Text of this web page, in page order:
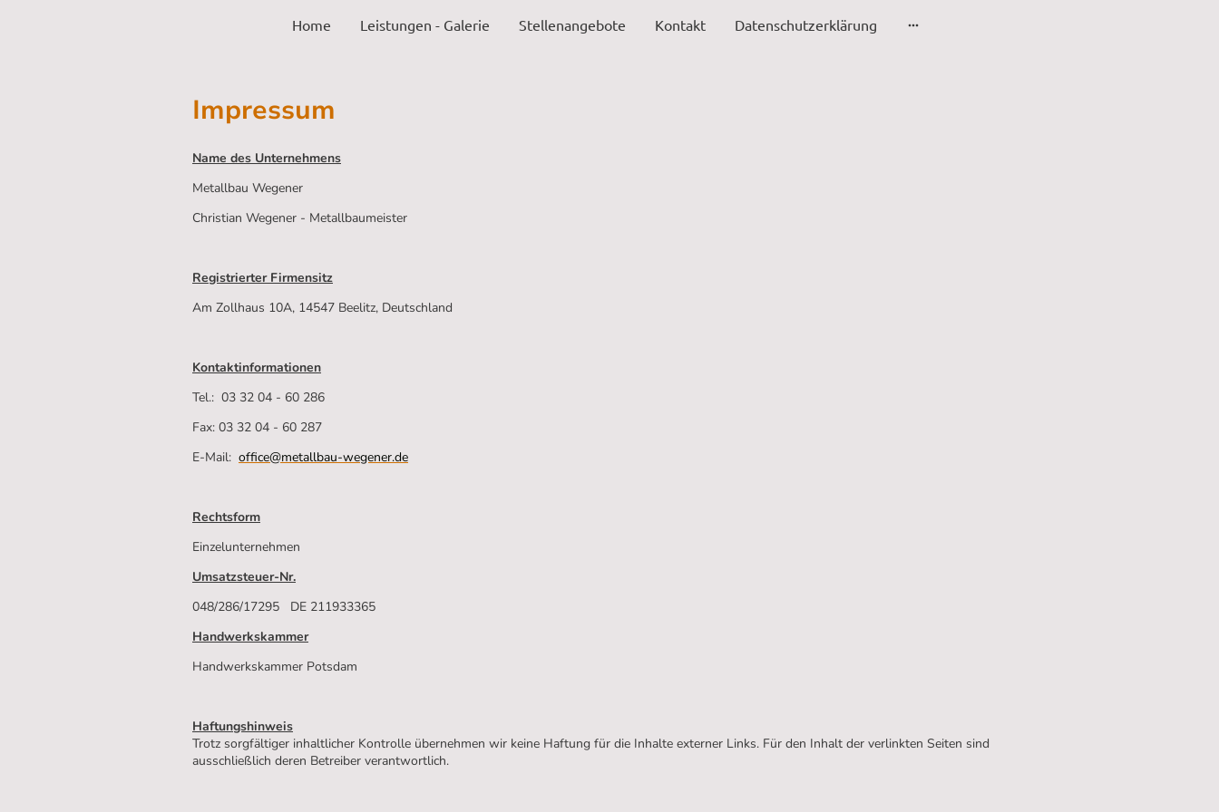
Home Leistungen - Galerie Stellenangebote Kontakt Datenschutzerklärung
Impressum
Name des Unternehmens
Metallbau Wegener
Christian Wegener - Metallbaumeister
Registrierter Firmensitz
Am Zollhaus 10A, 14547 Beelitz, Deutschland
Kontaktinformationen
Tel.: 03 32 04 - 60 286
Fax: 03 32 04 - 60 287
E-Mail: office@metallbau-wegener.de
Rechtsform
Einzelunternehmen
Umsatzsteuer-Nr.
048/286/17295 DE 211933365
Handwerkskammer
Handwerkskammer Potsdam
Haftungshinweis
Trotz sorgfältiger inhaltlicher Kontrolle übernehmen wir keine Haftung für die Inhalte externer Links. Für den Inhalt der verlinkten Seiten sind
ausschließlich deren Betreiber verantwortlich.